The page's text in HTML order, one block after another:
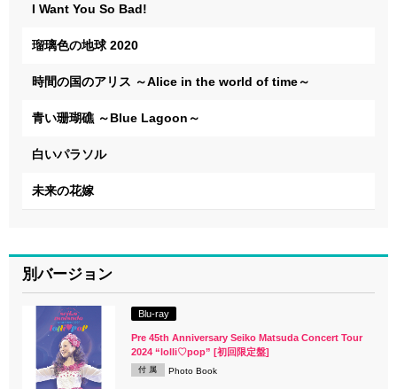
I Want You So Bad!
瑠璃色の地球 2020
時間の国のアリス ～Alice in the world of time～
青い珊瑚礁 ～Blue Lagoon～
白いパラソル
未来の花嫁
別バージョン
Blu-ray
Pre 45th Anniversary Seiko Matsuda Concert Tour
2024 “lolli♡pop” [初回限定盤]
付 属 Photo Book